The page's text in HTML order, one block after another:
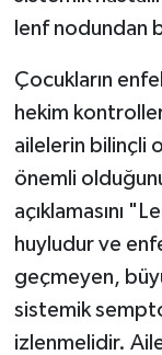
lenf nodundan
Çocukların
hekim
ailelerin bilinçli
önemli
açıklamasını
huyludur ve
geçmeyen,
sistemik
izlenmelidir.